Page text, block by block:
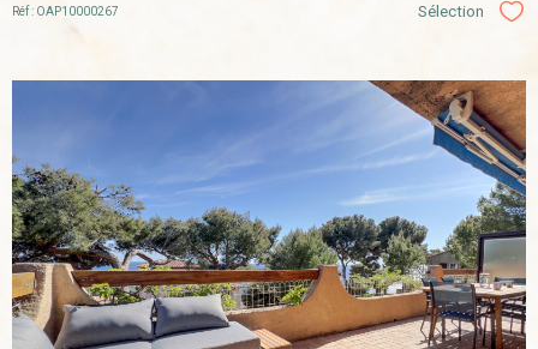
Réf : OAP10000267 Sélection
VOIR LE
BIEN